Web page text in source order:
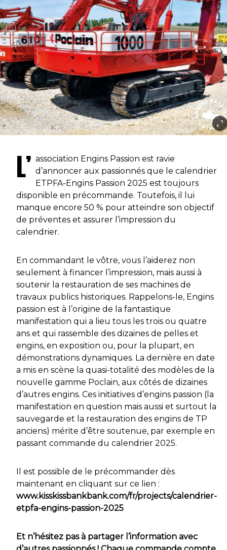
L’ association Engins Passion est ravie
d’annoncer aux passionnés que le calendrier
ETPFA-Engins Passion 2025 est toujours
disponible en précommande. Toutefois, il lui
manque encore 50 % pour atteindre son objectif
de préventes et assurer l’impression du
calendrier.
En commandant le vôtre, vous l’aiderez non
seulement à financer l’impression, mais aussi à
soutenir la restauration de ses machines de
travaux publics historiques. Rappelons-le, Engins
passion est à l’origine de la fantastique
manifestation qui a lieu tous les trois ou quatre
ans et qui rassemble des dizaines de pelles et
engins, en exposition ou, pour la plupart, en
démonstrations dynamiques. La dernière en date
a mis en scène la quasi-totalité des modèles de la
nouvelle gamme Poclain, aux côtés de dizaines
d’autres engins. Ces initiatives d’engins passion (la
manifestation en question mais aussi et surtout la
sauvegarde et la restauration des engins de TP
anciens) mérite d’être soutenue, par exemple en
passant commande du calendrier 2025.
Il est possible de le précommander dès
maintenant en cliquant sur ce lien :
www.kisskissbankbank.com/fr/projects/calendrier-
etpfa-engins-passion-2025
Et n’hésitez pas à partager l’information avec